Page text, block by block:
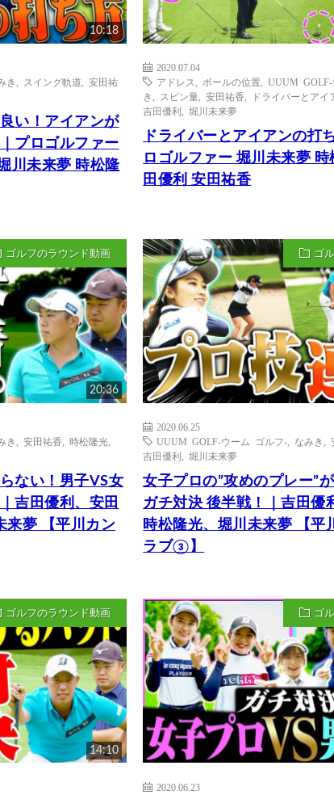
10:18
き スイング軌道
安田祐
い！アイアンが
プロゴルファー
川未来夢 時松隆
2020.07.04
アドレス
ボールの位置 ,UUUM
き
スピン量 ,安田祐香 ドライバーとアイ
吉田優利
,堀川未来夢
ドライバーとアイアンの打
ロゴルファー 堀川未来夢
田優利 安田祐香
ゴルフのラウンド動画
20:36
き 安田祐香 時松隆光
ない！男子VS女
吉田優利、安田
来夢 【平川カン
ゴ
2020.06.25
UUUM GOLF-ウーム ゴルフ-
なみき ,
吉田優利
,堀川未来夢
女子プロの”攻めのプレー”
ガチ対決 後半戦！｜吉田優
時松隆光、堀川未来夢 【平
ラブ③】
ゴルフのラウンド動画
14:10
ゴ
2020.06.23